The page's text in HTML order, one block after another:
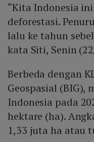
“Kita Indonesia
deforestasi.
lalu ke tahun
kata Siti, Senin
Berbeda dengan
Geospasial (BIG),
Indonesia pada
hektare (ha).
1,33 juta ha atau